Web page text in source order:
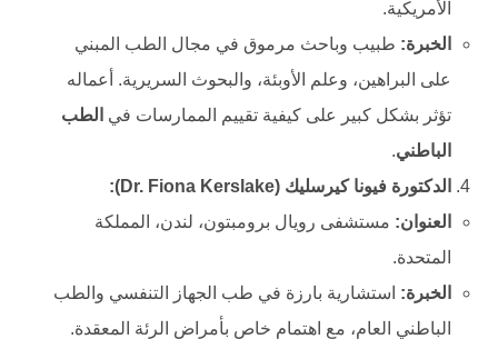
الأمريكية.
الخبرة: طبيب وباحث مرموق في مجال الطب المبني
على البراهين، وعلم الأوبئة، والبحوث السريرية. أعماله
تؤثر بشكل كبير على كيفية تقييم الممارسات في الطب
الباطني.
الدكتورة فيونا كيرسليك (Dr. Fiona Kerslake):
العنوان: مستشفى رويال برومبتون، لندن، المملكة
المتحدة.
الخبرة: استشارية بارزة في طب الجهاز التنفسي والطب
الباطني العام، مع اهتمام خاص بأمراض الرئة المعقدة.